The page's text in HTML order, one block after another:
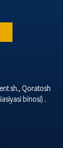
sh., Qoratosh
binosi) .